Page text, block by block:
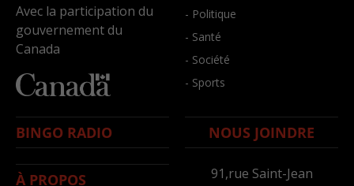
Avec la participation du
gouvernement du
Canada
- Politique
- Santé
- Société
- Sports
BINGO RADIO
À PROPOS
NOUS JOINDRE
91,rue Saint-Jean